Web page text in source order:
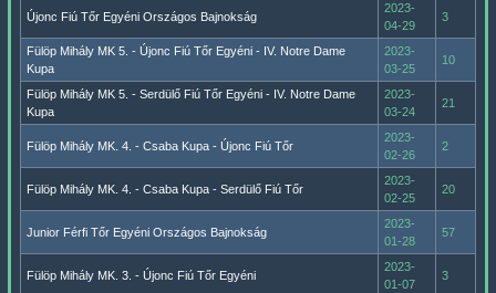
Újonc Fiú Tőr Egyéni Országos Bajnokság
2023-
04-29
3
Fülöp Mihály MK 5. - Újonc Fiú Tőr Egyéni - IV. Notre Dame
Kupa
2023-
03-25
10
Fülöp Mihály MK 5. - Serdülő Fiú Tőr Egyéni - IV. Notre Dame
Kupa
2023-
03-24
21
Fülöp Mihály MK. 4. - Csaba Kupa - Újonc Fiú Tőr
2023-
02-26
2
Fülöp Mihály MK. 4. - Csaba Kupa - Serdülő Fiú Tőr
2023-
02-25
20
Junior Férfi Tőr Egyéni Országos Bajnokság
2023-
01-28
57
Fülöp Mihály MK. 3. - Újonc Fiú Tőr Egyéni
2023-
01-07
3